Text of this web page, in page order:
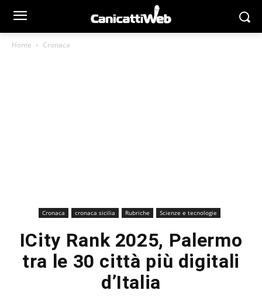
Home Cronaca
Cronaca cronaca sicilia Rubriche Scienze e tecnologie
ICity Rank 2025, Palermo
tra le 30 città più digitali
d’Italia